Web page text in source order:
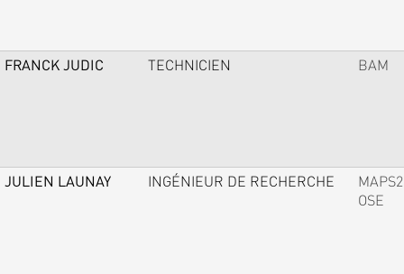
FRANCK JUDIC TECHNICIEN BAM
JULIEN LAUNAY INGÉNIEUR DE RECHERCHE
MAPS2
OSE